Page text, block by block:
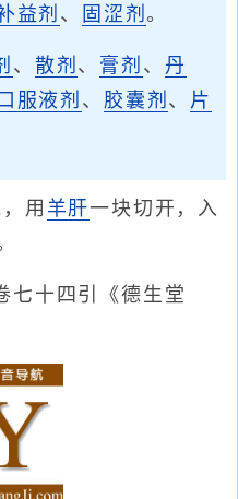
益剂 、 固涩剂。
、 散剂 、 膏剂 、 丹
口服液剂 、 胶囊剂 、 片
用 羊肝一块切开，入
七十四引《德生堂